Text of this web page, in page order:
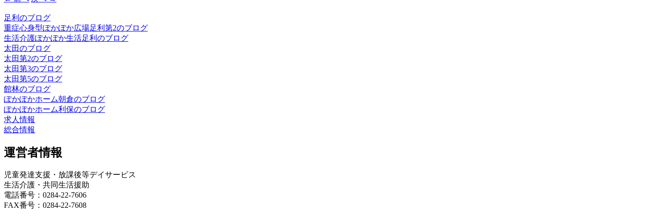
足利のブログ
重症心身型ぽかぽか広場足利第2のブログ
生活介護ぽかぽか生活足利のブログ
太田のブログ
太田第2のブログ
太田第3のブログ
太田第5のブログ
館林のブログ
ぽかぽかホーム朝倉のブログ
ぽかぽかホーム利保のブログ
求人情報
総合情報
運営者情報
児童発達支援・放課後等デイサービス
生活介護・共同生活援助
電話番号：0284-22-7606
FAX番号：0284-22-7608